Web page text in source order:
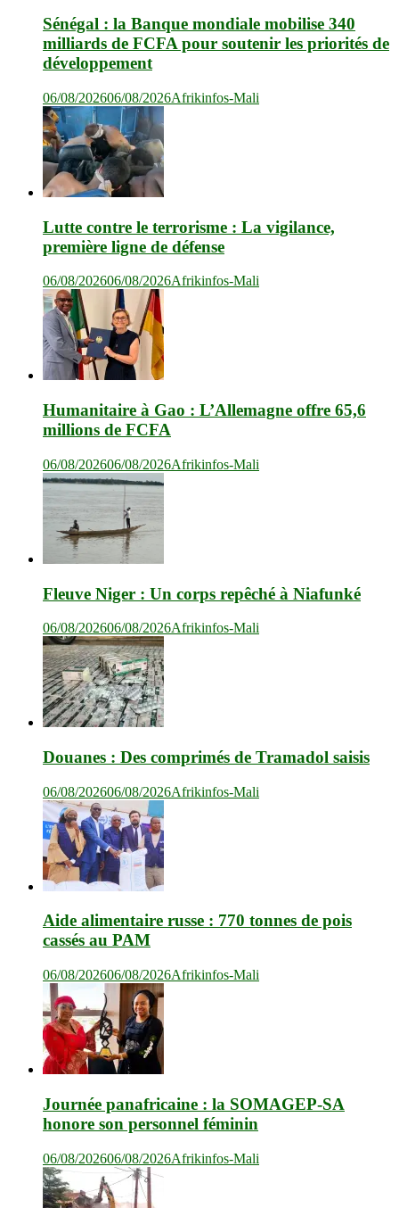
Sénégal : la Banque mondiale mobilise 340
milliards de FCFA pour soutenir les priorités de
développement
06/08/202606/08/2026Afrikinfos-Mali
Lutte contre le terrorisme : La vigilance,
première ligne de défense
06/08/202606/08/2026Afrikinfos-Mali
Humanitaire à Gao : L’Allemagne offre 65,6
millions de FCFA
06/08/202606/08/2026Afrikinfos-Mali
Fleuve Niger : Un corps repêché à Niafunké
06/08/202606/08/2026Afrikinfos-Mali
Douanes : Des comprimés de Tramadol saisis
06/08/202606/08/2026Afrikinfos-Mali
Aide alimentaire russe : 770 tonnes de pois
cassés au PAM
06/08/202606/08/2026Afrikinfos-Mali
Journée panafricaine : la SOMAGEP-SA
honore son personnel féminin
06/08/202606/08/2026Afrikinfos-Mali